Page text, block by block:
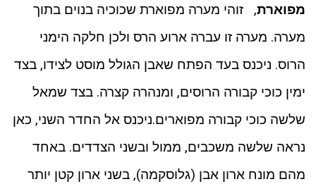
מפוארת, זוהי מערה מפוארת שכוכיה בנוים בתוך
מערה. מערה זו עברה ארוע הרס ולכן חלקה הימני
הרוס. ניכנס בעד הפתח שאבן הגולל מוסט לצידו, בצד
ימין כוכי קבורה הרוסים, ומנהרה קצרה. בצד שמאל
שלשה כוכי קבורה מפוארים.ניכנס אל החדר השני, כאן
נראה שלשה משכבים, ממול ובשני הצדדים. באחד
מהם מונח ארון אבן (גלוסקמה), בשני ארון קטן יותר